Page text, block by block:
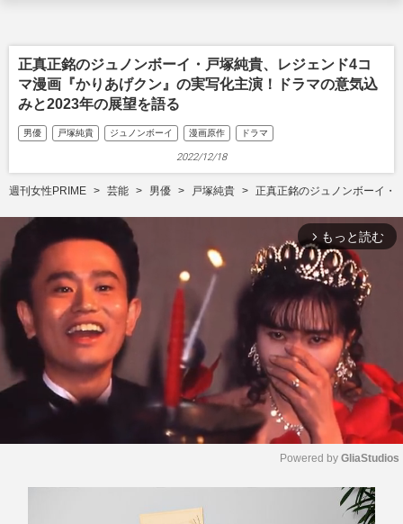
正真正銘のジュノンボーイ・戸塚純貴、レジェンド4コ
マ漫画『かりあげクン』の実写化主演！ドラマの意気込
みと2023年の展望を語る
男優 戸塚純貴 ジュノンボーイ 漫画原作 ドラマ
2022/12/18
週刊女性PRIME 芸能 男優 戸塚純貴 正真正銘のジュノンボーイ・
arrow_forward_ios もっと読む
M
Powered by GliaStudios